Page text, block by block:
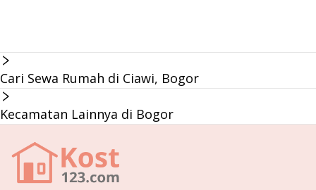
Cari Sewa Rumah di Ciawi, Bogor
Kecamatan Lainnya di Bogor